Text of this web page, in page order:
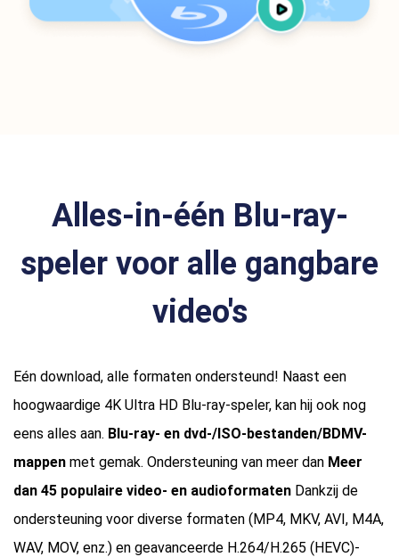
Alles-in-één Blu-ray-
speler voor alle gangbare
video's
Eén download, alle formaten ondersteund! Naast een
hoogwaardige 4K Ultra HD Blu-ray-speler, kan hij ook nog
eens alles aan. Blu-ray- en dvd-/ISO-bestanden/BDMV-
mappen met gemak. Ondersteuning van meer dan Meer
dan 45 populaire video- en audioformaten Dankzij de
ondersteuning voor diverse formaten (MP4, MKV, AVI, M4A,
WAV, MOV, enz.) en geavanceerde H.264/H.265 (HEVC)-